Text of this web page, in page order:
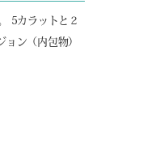
5カラットと２
ン（内包物）